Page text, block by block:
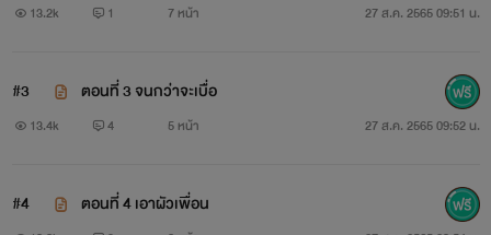
13.2k 1 7 หน้า 27 ส.ค. 2565 09:51 น.
#3 ตอนที่ 3 จนกว่าจะเบื่อ
13.4k 4 5 หน้า 27 ส.ค. 2565 09:52 น.
#4 ตอนที่ 4 เอาผัวเพื่อน